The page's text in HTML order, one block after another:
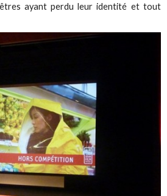
ayant perdu leur identité et tout